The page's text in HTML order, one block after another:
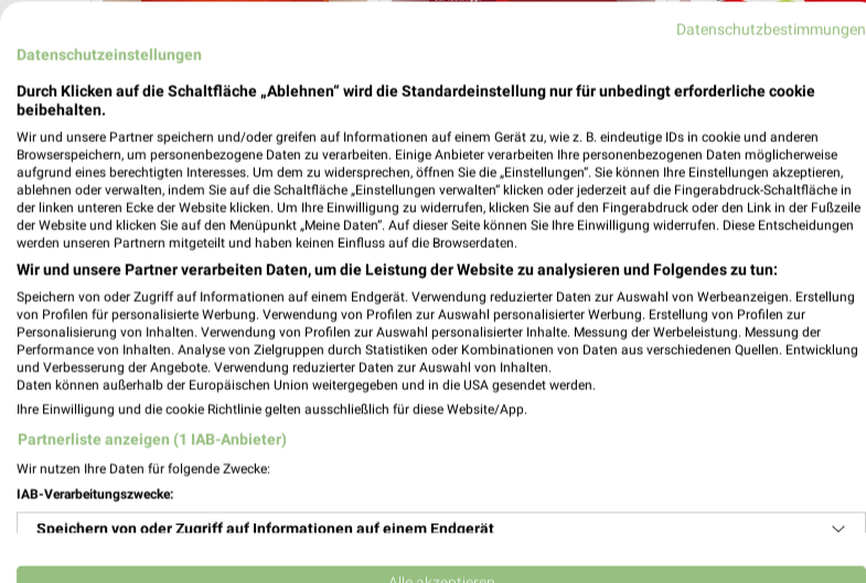
21 km
Angebote ab 03.08.
Gültig bis Sa. 08.08.
30,9 km
Angebote ab 01.08.
Noch morgen gültig
XXXL Express
XXXLutz Opti Wohnwelt
Datenschutzbestimmungen
Datenschutzeinstellungen
Durch Klicken auf die Schaltfläche „Ablehnen“ wird die Standardeinstellung nur für unbedingt erforderliche cookie
beibehalten.
Wir und unsere Partner speichern und/oder greifen auf Informationen auf einem Gerät zu, wie z. B. eindeutige IDs in cookie und anderen
Browserspeichern, um personenbezogene Daten zu verarbeiten. Einige Anbieter verarbeiten Ihre personenbezogenen Daten möglicherweise
aufgrund eines berechtigten Interesses. Um dem zu widersprechen, öffnen Sie die „Einstellungen“. Sie können Ihre Einstellungen akzeptieren,
ablehnen oder verwalten, indem Sie auf die Schaltfläche „Einstellungen verwalten“ klicken oder jederzeit auf die Fingerabdruck-Schaltfläche in
der linken unteren Ecke der Website klicken. Um Ihre Einwilligung zu widerrufen, klicken Sie auf den Fingerabdruck oder den Link in der Fußzeile
der Website und klicken Sie auf den Menüpunkt „Meine Daten“. Auf dieser Seite können Sie Ihre Einwilligung widerrufen. Diese Entscheidungen
werden unseren Partnern mitgeteilt und haben keinen Einfluss auf die Browserdaten.
Wir und unsere Partner verarbeiten Daten, um die Leistung der Website zu analysieren und Folgendes zu tun:
Speichern von oder Zugriff auf Informationen auf einem Endgerät. Verwendung reduzierter Daten zur Auswahl von Werbeanzeigen. Erstellung
von Profilen für personalisierte Werbung. Verwendung von Profilen zur Auswahl personalisierter Werbung. Erstellung von Profilen zur
Personalisierung von Inhalten. Verwendung von Profilen zur Auswahl personalisierter Inhalte. Messung der Werbeleistung. Messung der
Performance von Inhalten. Analyse von Zielgruppen durch Statistiken oder Kombinationen von Daten aus verschiedenen Quellen. Entwicklung
und Verbesserung der Angebote. Verwendung reduzierter Daten zur Auswahl von Inhalten.
Daten können außerhalb der Europäischen Union weitergegeben und in die USA gesendet werden.
Ihre Einwilligung und die cookie Richtlinie gelten ausschließlich für diese Website/App.
Partnerliste anzeigen (1 IAB-Anbieter)
Wir nutzen Ihre Daten für folgende Zwecke:
IAB-Verarbeitungszwecke:
Speichern von oder Zugriff auf Informationen auf einem Endgerät
Verwendung reduzierter Daten zur Auswahl von Werbeanzeigen